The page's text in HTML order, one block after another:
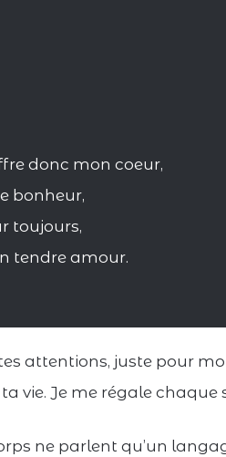
donc mon coeur,
bonheur,
toujours,
tendre amour.
attentions, juste pour
vie. Je me régale chaque
ne parlent qu’un